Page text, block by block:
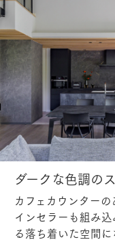
ダークな色調の
カフェカウンター
インセラーも組み
る落ち着いた空間に